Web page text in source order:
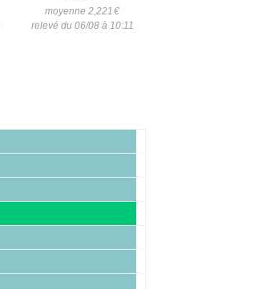
moyenne 2,221 €
relevé du 06/08 à 10:11